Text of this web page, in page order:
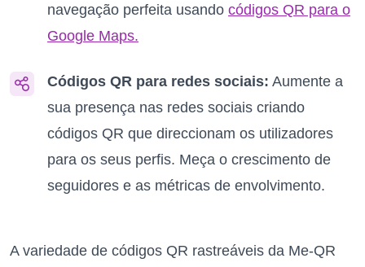
navegação perfeita usando códigos QR para o
Google Maps.
Códigos QR para redes sociais: Aumente a
sua presença nas redes sociais criando
códigos QR que direccionam os utilizadores
para os seus perfis. Meça o crescimento de
seguidores e as métricas de envolvimento.
A variedade de códigos QR rastreáveis da Me-QR